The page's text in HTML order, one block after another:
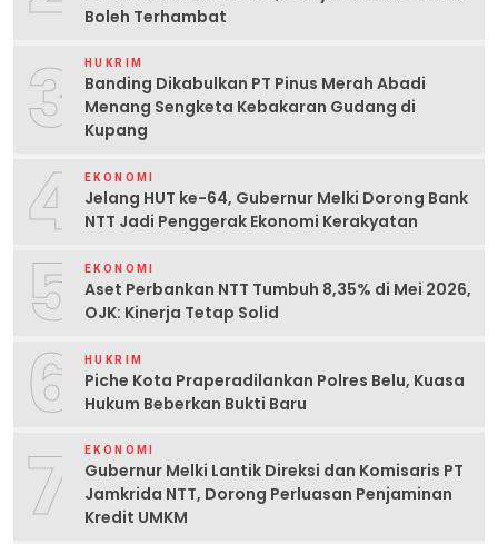
Boleh Terhambat
3 HUKRIM
Banding Dikabulkan PT Pinus Merah Abadi
Menang Sengketa Kebakaran Gudang di
Kupang
4 EKONOMI
Jelang HUT ke-64, Gubernur Melki Dorong Bank
NTT Jadi Penggerak Ekonomi Kerakyatan
5 EKONOMI
Aset Perbankan NTT Tumbuh 8,35% di Mei 2026,
OJK: Kinerja Tetap Solid
6 HUKRIM
Piche Kota Praperadilankan Polres Belu, Kuasa
Hukum Beberkan Bukti Baru
7 EKONOMI
Gubernur Melki Lantik Direksi dan Komisaris PT
Jamkrida NTT, Dorong Perluasan Penjaminan
Kredit UMKM